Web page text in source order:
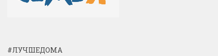
#ЛУЧШЕДОМА